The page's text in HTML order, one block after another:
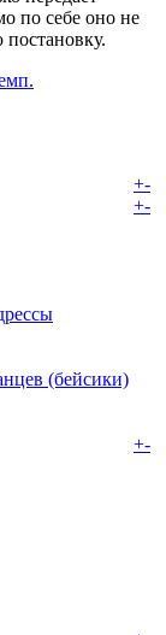
по себе оно не
+-
+-
(бейсики)
+-